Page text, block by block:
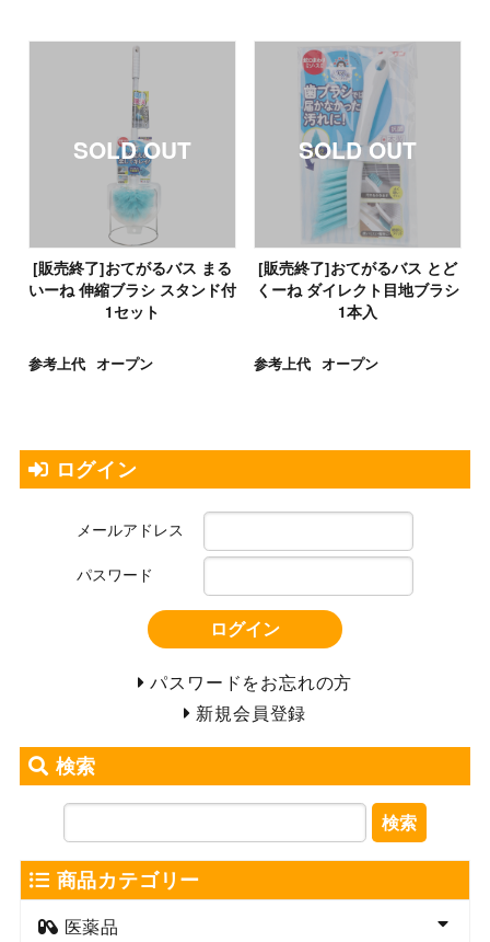
[販売終了]おてがるバス まる
いーね 伸縮ブラシ スタンド付
1セット
参考上代 オープン
[販売終了]おてがるバス とど
くーね ダイレクト目地ブラシ
1本入
参考上代 オープン
ログイン
メールアドレス
パスワード
ログイン
パスワードをお忘れの方
新規会員登録
検索
検索
商品カテゴリー
医薬品